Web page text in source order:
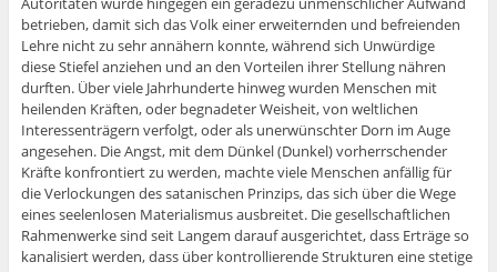
betrieben, damit sich das Volk einer erweiternden und befreienden
Lehre nicht zu sehr annähern konnte, während sich Unwürdige
diese Stiefel anziehen und an den Vorteilen ihrer Stellung nähren
durften. Über viele Jahrhunderte hinweg wurden Menschen mit
heilenden Kräften, oder begnadeter Weisheit, von weltlichen
Interessenträgern verfolgt, oder als unerwünschter Dorn im Auge
angesehen. Die Angst, mit dem Dünkel (Dunkel) vorherrschender
Kräfte konfrontiert zu werden, machte viele Menschen anfällig für
die Verlockungen des satanischen Prinzips, das sich über die Wege
eines seelenlosen Materialismus ausbreitet. Die gesellschaftlichen
Rahmenwerke sind seit Langem darauf ausgerichtet, dass Erträge so
kanalisiert werden, dass über kontrollierende Strukturen eine stetige